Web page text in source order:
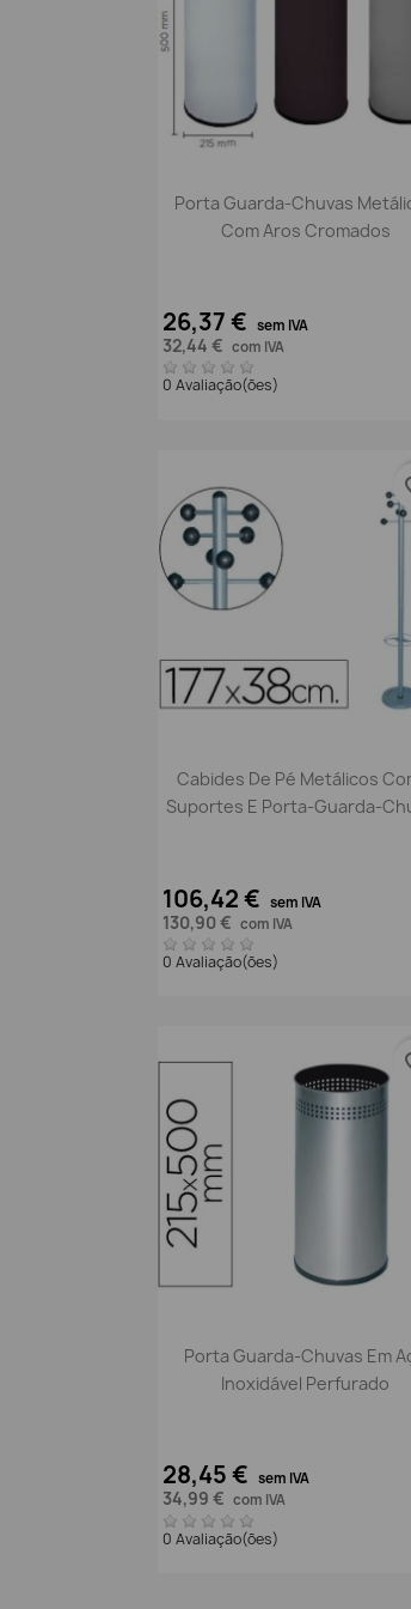
Vista rápida
Porta Guarda-Chuvas
Com Aros Cromados
26,37 € sem IVA
32,44 € com IVA
0 Avaliação(ões)
Vista rápida
Cabides De Pé Metálicos
Suportes E Porta-Guarda-
106,42 € sem IVA
130,90 € com IVA
0 Avaliação(ões)
Vista rápida
Porta Guarda-Chuvas Em
Inoxidável Perfurado
28,45 € sem IVA
34,99 € com IVA
0 Avaliação(ões)